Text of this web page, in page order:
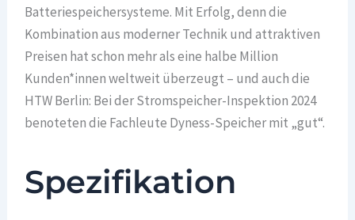
Batteriespeichersysteme. Mit Erfolg, denn die
Kombination aus moderner Technik und attraktiven
Preisen hat schon mehr als eine halbe Million
Kunden*innen weltweit überzeugt – und auch die
HTW Berlin: Bei der Stromspeicher-Inspektion 2024
benoteten die Fachleute Dyness-Speicher mit „gut“.
Spezifikation